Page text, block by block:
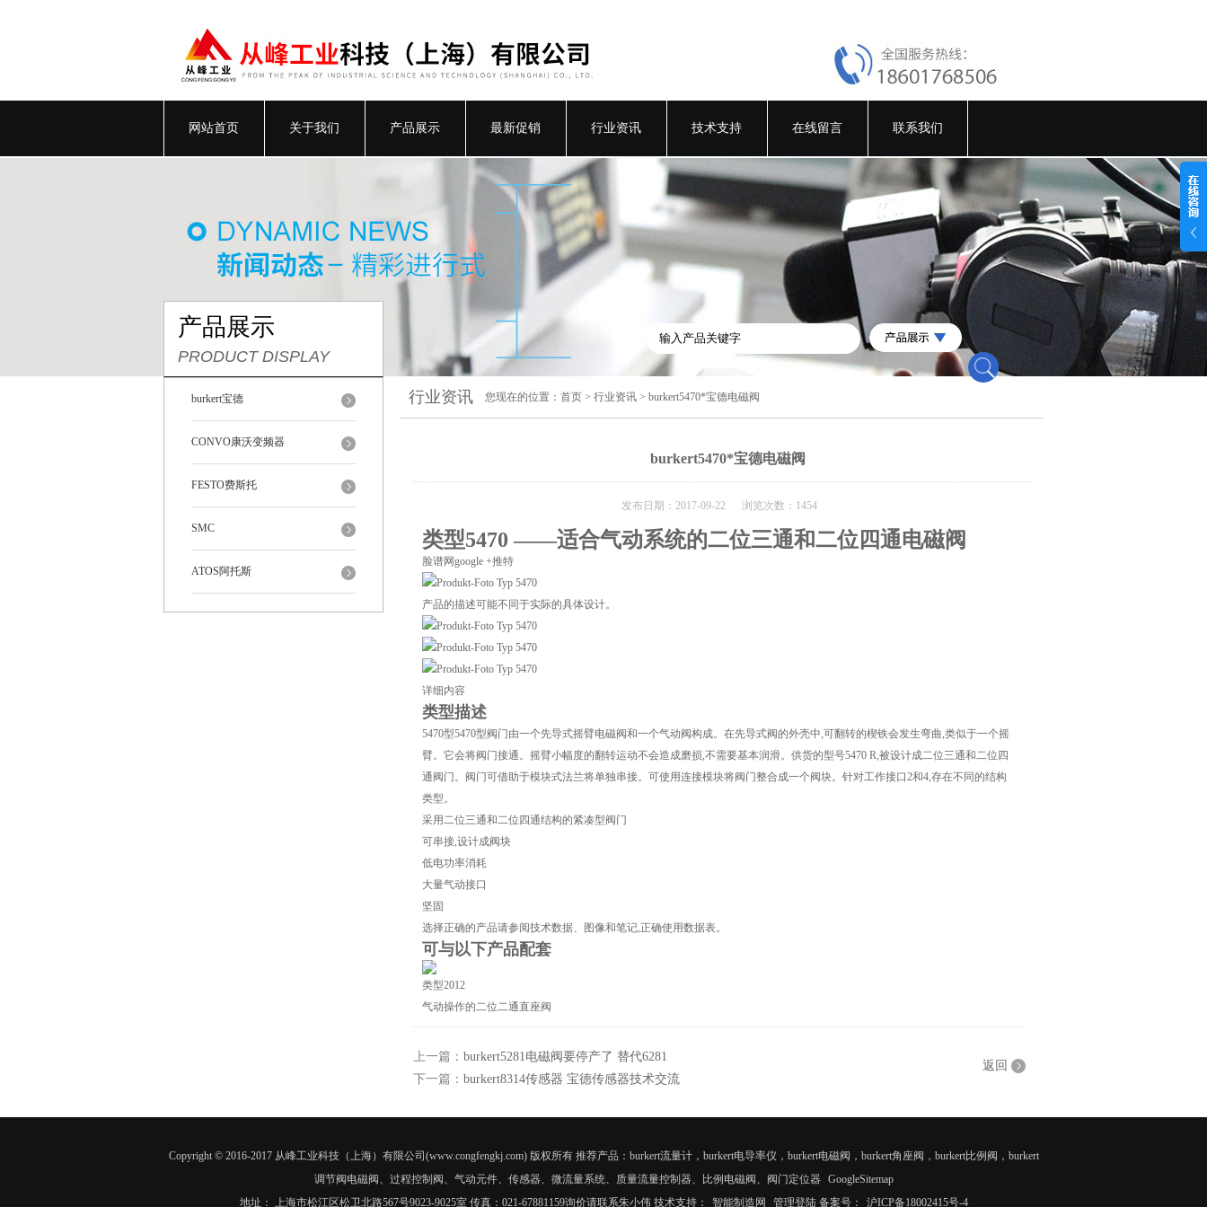
网站首页 关于我们 产品展示 最新促销 行业资讯 技术支持 在线留言 联系我们
产品展示
PRODUCT DISPLAY
burkert宝德
CONVO康沃变频器
FESTO费斯托
SMC
ATOS阿托斯
行业资讯 您现在的位置： 首页 > 行业资讯 > burkert5470*宝德电磁阀
burkert5470*宝德电磁阀
发布日期：2017-09-22 浏览次数：1454
类型5470 ——适合气动系统的二位三通和二位四通电磁阀
脸谱网google +推特
产品的描述可能不同于实际的具体设计。
详细内容
类型描述
5470型5470型阀门由一个先导式摇臂电磁阀和一个气动阀构成。在先导式阀的外壳中,可翻转的楔铁会发生弯曲,类似于一个摇
臂。它会将阀门接通。摇臂小幅度的翻转运动不会造成磨损,不需要基本润滑。供货的型号5470 R,被设计成二位三通和二位四
通阀门。阀门可借助于模块式法兰将单独串接。可使用连接模块将阀门整合成一个阀块。针对工作接口2和4,存在不同的结构
类型。
采用二位三通和二位四通结构的紧凑型阀门
可串接,设计成阀块
低电功率消耗
大量气动接口
坚固
选择正确的产品请参阅技术数据、图像和笔记,正确使用数据表。
可与以下产品配套
类型2012
气动操作的二位二通直座阀
上一篇： burkert5281电磁阀要停产了 替代6281
下一篇： burkert8314传感器 宝德传感器技术交流
返回
Copyright © 2016-2017 从峰工业科技（上海）有限公司(www.congfengkj.com) 版权所有 推荐产品：burkert流量计，burkert电导率仪，burkert电磁阀，burkert角座阀，burkert比例阀，burkert
调节阀电磁阀、过程控制阀、气动元件、传感器、微流量系统、质量流量控制器、比例电磁阀、阀门定位器 GoogleSitemap
地址： 上海市松江区松卫北路567号9023-9025室 传真：021-67881159询价请联系朱小伟 技术支持：
智能制造网 管理登陆备案号： 沪ICP备18002415号-4